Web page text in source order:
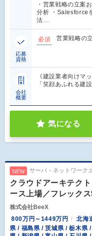
・営業戦略の立案
分析 ・Salesforce
法…
応募
資格
必須 営業戦略の
会社
概要
《建設業者向けマ
「笑顔あふれる建
気になる
NEW サーバ・ネットワーク
クラウドアーキテク
ース上場／フレックス
株式会社BeeX
800万円～1449万円
北海
県 / 福島県 / 茨城県 / 栃木県